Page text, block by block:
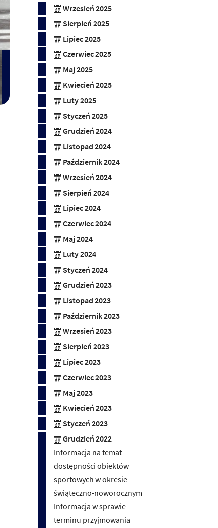
Wrzesień 2025
Sierpień 2025
Lipiec 2025
Czerwiec 2025
Maj 2025
Kwiecień 2025
Luty 2025
Styczeń 2025
Grudzień 2024
Listopad 2024
Październik 2024
Wrzesień 2024
Sierpień 2024
Lipiec 2024
Czerwiec 2024
Maj 2024
Luty 2024
Styczeń 2024
Grudzień 2023
Listopad 2023
Październik 2023
Wrzesień 2023
Sierpień 2023
Lipiec 2023
Czerwiec 2023
Maj 2023
Kwiecień 2023
Styczeń 2023
Grudzień 2022
Informacja na temat
dostępności obiektów
sportowych w okresie
świąteczno-noworocznym
Informacja w sprawie
terminu przyjmowania